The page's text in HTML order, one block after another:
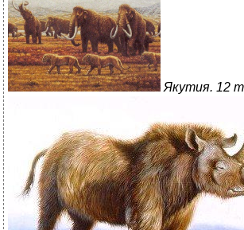
Якутия. 12